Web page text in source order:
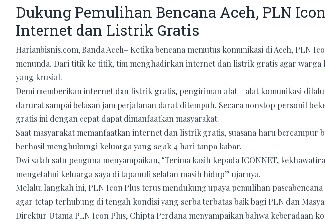
Dukung Pemulihan Bencana Aceh, PLN
Internet dan Listrik Gratis
Harianbisnis.com, Banda Aceh– Ketika bencana memutus komunikasi di Aceh, PLN
menunda. Dari titik ke titik, tim menghadirkan internet dan listrik gratis agar warga
yang krusial.
Demi memberikan internet dan listrik gratis, pengiriman alat – alat komunikasi
darurat sampai belasan jam perjalanan darat ditempuh. Secara nonstop personil
gratis ini dengan cepat dapat dimanfaatkan masyarakat.
Saat masyarakat memanfaatkan internet dan listrik gratis, suasana haru bercampur
berhasil menghubungi keluarga yang sejak 4 hari tanpa kabar.
Dwi salah satu penguna menyampaikan, “Terima kasih kepada ICONNET,
mengetahui keluarga saya di tapanuli selatan masih hidup” ujarnya.
Melalui langkah ini, PLN Icon Plus terus mendukung upaya pemulihan
agar tetap terhubung di tengah kondisi yang serba terbatas baik bagi PLN dan
Direktur Utama PLN Icon Plus, Chipta Perdana menyampaikan bahwa keberadaan